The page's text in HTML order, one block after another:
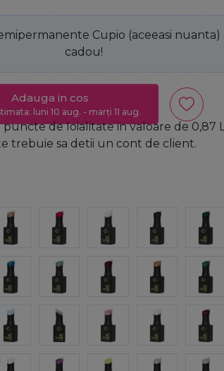
Cupio (aceeasi nuanta)
cadou!
Adauga in cos
luni 10 aug. - marți 11 aug.
puncte de loialitate in valoare de 0,87
trebuie sa detii un cont de client.